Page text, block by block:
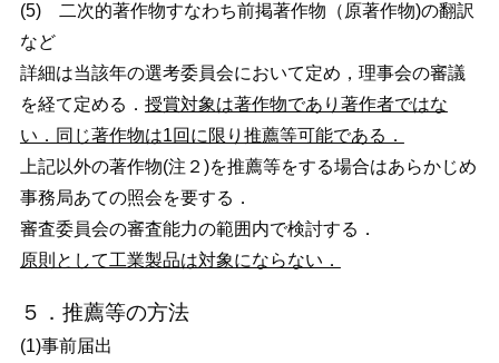
(5) 二次的著作物すなわち前掲著作物（原著作物)の翻訳
など
詳細は当該年の選考委員会において定め，理事会の審議
を経て定める． 授賞対象は著作物であり著作者ではな
い．同じ著作物は1回に限り推薦等可能である．
上記以外の著作物(注２)を推薦等をする場合はあらかじめ
事務局あての照会を要する．
審査委員会の審査能力の範囲内で検討する．
原則として工業製品は対象にならない．
５．推薦等の方法
(1)事前届出